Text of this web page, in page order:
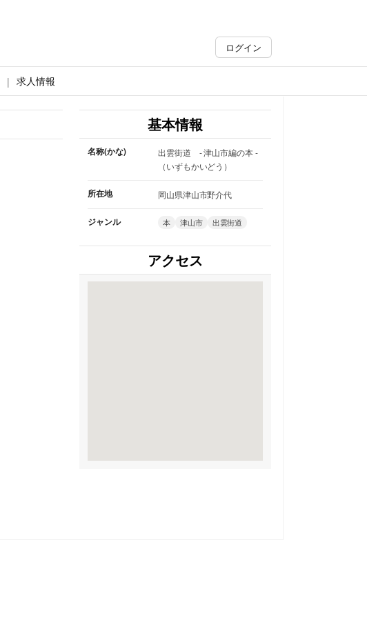
ログイン
求人情報
基本情報
名称(かな)
出雲街道 - 津山市編の本 -
（いずもかいどう）
所在地 岡山県津山市野介代
ジャンル 本 津山市 出雲街道
アクセス